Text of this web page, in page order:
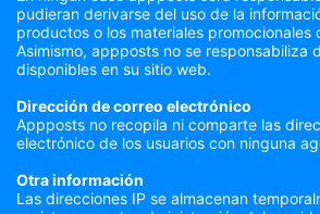
pudieran derivarse del uso de la
productos o los materiales promocionales
Asimismo, appposts no se responsabiliza
disponibles en su sitio web.
Dirección de correo electrónico
Appposts no recopila ni comparte las
electrónico de los usuarios con ninguna
Otra información
Las direcciones IP se almacenan